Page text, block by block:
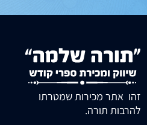
זהו אתר מכירות שמטרתו
להרבות תורה.